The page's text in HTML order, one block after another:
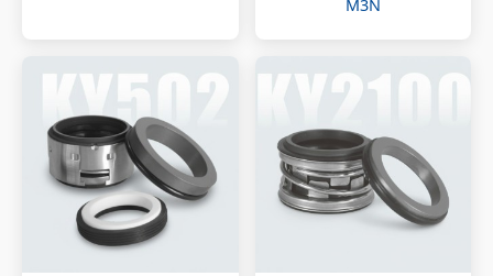
M3N